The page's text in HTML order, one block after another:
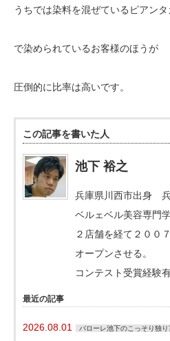
うちでは染料を混ぜているピアンタ
で染められているお客様のほうが
圧倒的に比率は高いです。
この記事を書いた人
池下 裕之
兵庫県川西市出身
ベルェベル美容専門
２店舗を経て２００
オープンさせる。
コンテスト受賞経験
最近の記事
2026.08.01 バローレ池下のこっそり独り